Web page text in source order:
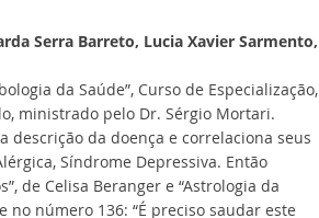
Serra Barreto, Lucia Xavier Sarmento,
da Saúde”, Curso de Especialização,
ministrado pelo Dr. Sérgio Mortari.
descrição da doença e correlaciona seus
Síndrome Depressiva. Então
de Celisa Beranger e “Astrologia da
no número 136: “É preciso saudar este